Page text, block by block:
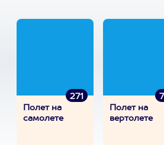
271
Полет на
самолете
Полет на
вертолете